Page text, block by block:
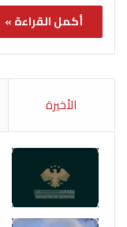
أكمل القراءة »
الأخيرة